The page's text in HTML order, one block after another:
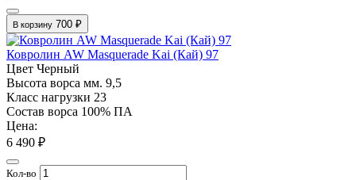
В корзину 700 ₽
Ковролин AW Masquerade Kai (Кай) 97
Цвет Черный
Высота ворса мм. 9,5
Класс нагрузки 23
Состав ворса 100% ПА
Цена:
6 490 ₽
Кол-во